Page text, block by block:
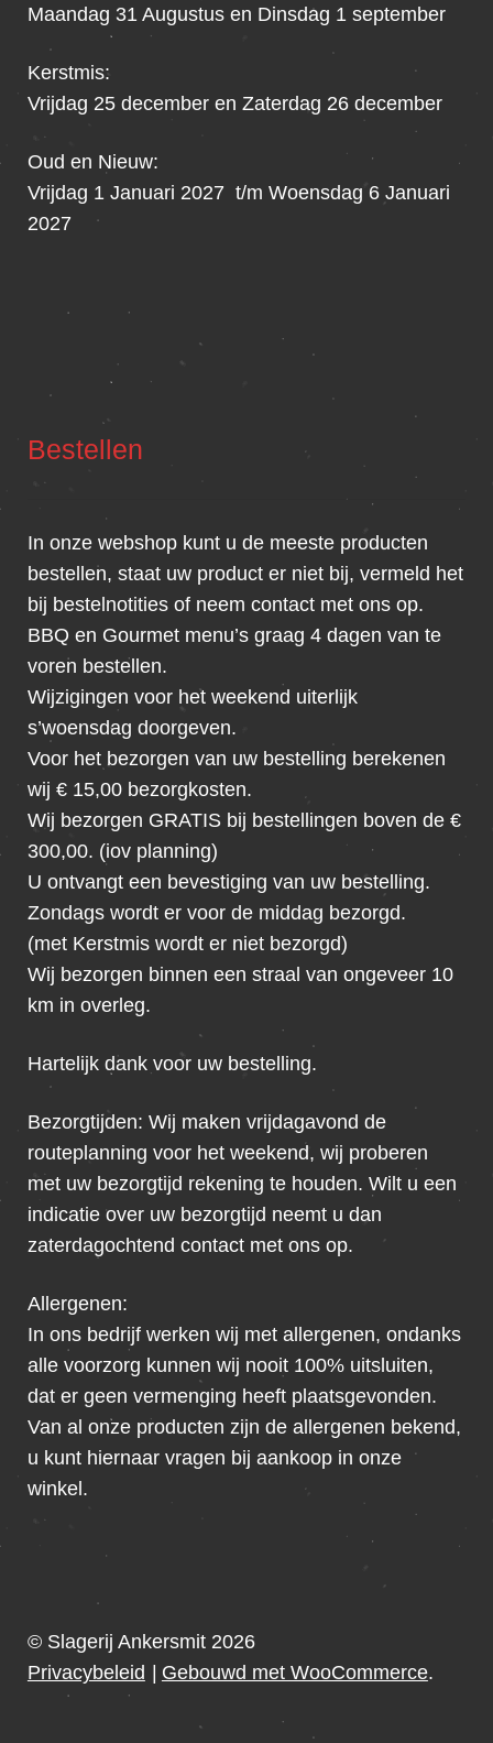
Maandag 31 Augustus en Dinsdag 1 september
Kerstmis:
Vrijdag 25 december en Zaterdag 26 december
Oud en Nieuw:
Vrijdag 1 Januari 2027 t/m Woensdag 6 Januari
2027
Bestellen
In onze webshop kunt u de meeste producten
bestellen, staat uw product er niet bij, vermeld het
bij bestelnotities of neem contact met ons op.
BBQ en Gourmet menu’s graag 4 dagen van te
voren bestellen.
Wijzigingen voor het weekend uiterlijk
s’woensdag doorgeven.
Voor het bezorgen van uw bestelling berekenen
wij € 15,00 bezorgkosten.
Wij bezorgen GRATIS bij bestellingen boven de €
300,00. (iov planning)
U ontvangt een bevestiging van uw bestelling.
Zondags wordt er voor de middag bezorgd.
(met Kerstmis wordt er niet bezorgd)
Wij bezorgen binnen een straal van ongeveer 10
km in overleg.
Hartelijk dank voor uw bestelling.
Bezorgtijden: Wij maken vrijdagavond de
routeplanning voor het weekend, wij proberen
met uw bezorgtijd rekening te houden. Wilt u een
indicatie over uw bezorgtijd neemt u dan
zaterdagochtend contact met ons op.
Allergenen:
In ons bedrijf werken wij met allergenen, ondanks
alle voorzorg kunnen wij nooit 100% uitsluiten,
dat er geen vermenging heeft plaatsgevonden.
Van al onze producten zijn de allergenen bekend,
u kunt hiernaar vragen bij aankoop in onze
winkel.
© Slagerij Ankersmit 2026
Privacybeleid
Gebouwd met WooCommerce.